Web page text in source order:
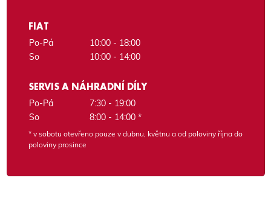
FIAT
Po-Pá
10:00 - 18:00
So
10:00 - 14:00
SERVIS A NÁHRADNÍ DÍLY
Po-Pá
7:30 - 19:00
So
8:00 - 14:00 *
* v sobotu otevřeno pouze v dubnu, květnu a od poloviny října do
poloviny prosince